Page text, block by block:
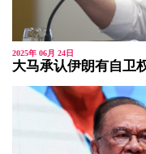
2025年 06月 24日
大马承认伊朗有自卫